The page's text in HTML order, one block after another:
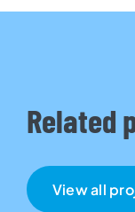
Related
View all